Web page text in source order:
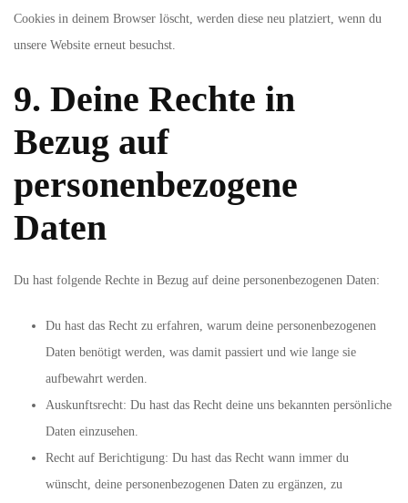
Cookies in deinem Browser löscht, werden diese neu platziert, wenn du
unsere Website erneut besuchst.
9. Deine Rechte in
Bezug auf
personenbezogene
Daten
Du hast folgende Rechte in Bezug auf deine personenbezogenen Daten:
Du hast das Recht zu erfahren, warum deine personenbezogenen
Daten benötigt werden, was damit passiert und wie lange sie
aufbewahrt werden.
Auskunftsrecht: Du hast das Recht deine uns bekannten persönliche
Daten einzusehen.
Recht auf Berichtigung: Du hast das Recht wann immer du
wünscht, deine personenbezogenen Daten zu ergänzen, zu